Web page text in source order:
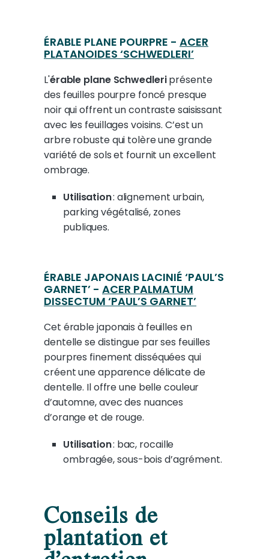
ÉRABLE PLANE POURPRE - ACER
PLATANOIDES ‘SCHWEDLERI’
L'érable plane Schwedleriprésente
des feuilles pourpre foncé presque
noir qui offrent un contraste saisissant
avec les feuillages voisins. C’est un
arbre robuste qui tolère une grande
variété de sols et fournit un excellent
ombrage.
Utilisation: alignement urbain,
parking végétalisé, zones
publiques.
ÉRABLE JAPONAIS LACINIÉ ‘PAUL’S
GARNET’ - ACER PALMATUM
DISSECTUM ‘PAUL’S GARNET’
Cet érable japonais à feuilles en
dentelle se distingue par ses feuilles
pourpres finement disséquées qui
créent une apparence délicate de
dentelle. Il offre une belle couleur
d’automne, avec des nuances
d’orange et de rouge.
Utilisation: bac, rocaille
ombragée, sous-bois d’agrément.
Conseils de
plantation et